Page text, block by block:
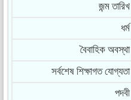
জন্ম তারিখ
ধর্ম
বৈবাহিক অবস্থা
সর্বশেষ শিক্ষাগত যোগ্যতা
পদবী